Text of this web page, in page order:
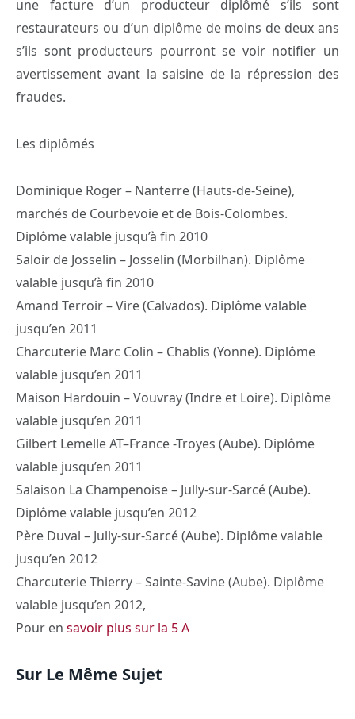
une facture d’un producteur diplômé s’ils sont
restaurateurs ou d’un diplôme de moins de deux ans
s’ils sont producteurs pourront se voir notifier un
avertissement avant la saisine de la répression des
fraudes.
Les diplômés
Dominique Roger – Nanterre (Hauts-de-Seine),
marchés de Courbevoie et de Bois-Colombes.
Diplôme valable jusqu’à fin 2010
Saloir de Josselin – Josselin (Morbilhan). Diplôme
valable jusqu’à fin 2010
Amand Terroir – Vire (Calvados). Diplôme valable
jusqu’en 2011
Charcuterie Marc Colin – Chablis (Yonne). Diplôme
valable jusqu’en 2011
Maison Hardouin – Vouvray (Indre et Loire). Diplôme
valable jusqu’en 2011
Gilbert Lemelle AT–France -Troyes (Aube). Diplôme
valable jusqu’en 2011
Salaison La Champenoise – Jully-sur-Sarcé (Aube).
Diplôme valable jusqu’en 2012
Père Duval – Jully-sur-Sarcé (Aube). Diplôme valable
jusqu’en 2012
Charcuterie Thierry – Sainte-Savine (Aube). Diplôme
valable jusqu’en 2012,
Pour en savoir plus sur la 5 A
Sur Le Même Sujet